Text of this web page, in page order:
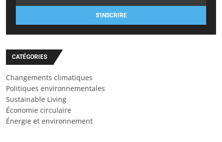
S'INSCRIRE
CATÉGORIES
Changements climatiques
Politiques environnementales
Sustainable Living
Économie circulaire
Énergie et environnement